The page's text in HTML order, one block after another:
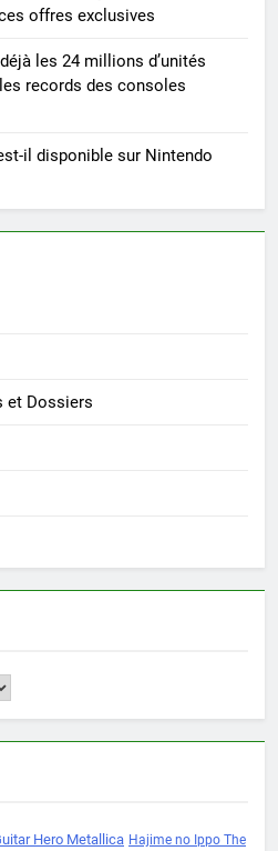
offres exclusives
les 24 millions d’unités
records des consoles
il disponible sur Nintendo
et Dossiers
Hero Metallica Hajime no Ippo The